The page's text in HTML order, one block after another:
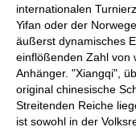
internationalen
Yifan oder der
äußerst dynamisches
einflößenden Zahl von
Anhänger. "Xiangqi",
original chinesische
Streitenden Reiche
ist sowohl in der